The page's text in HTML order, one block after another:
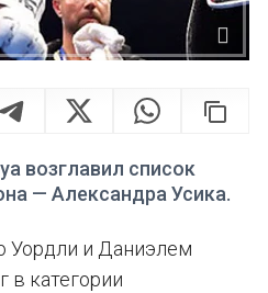
возглавил список
— Александра Усика.
Уордли и Даниэлем
в категории